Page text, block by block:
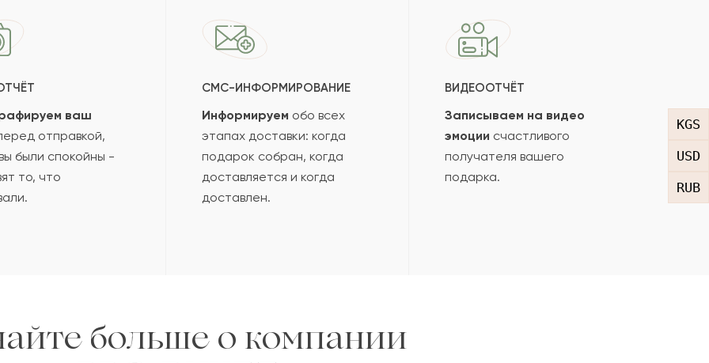
KGS
USD
RUB
ваш
отправкой,
были спокойны -
то, что
СМС-ИНФОРМИРОВАНИЕ
Информируем обо всех
этапах доставки: когда
подарок собран, когда
доставляется и когда
доставлен.
ВИДЕООТЧЁТ
Записываем на видео
эмоции счастливого
получателя вашего
подарка.
больше о компании